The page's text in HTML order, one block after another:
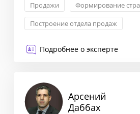
Продажи
Формирование
Построение отдела продаж
Подробнее о эксперте
Арсений
Даббах